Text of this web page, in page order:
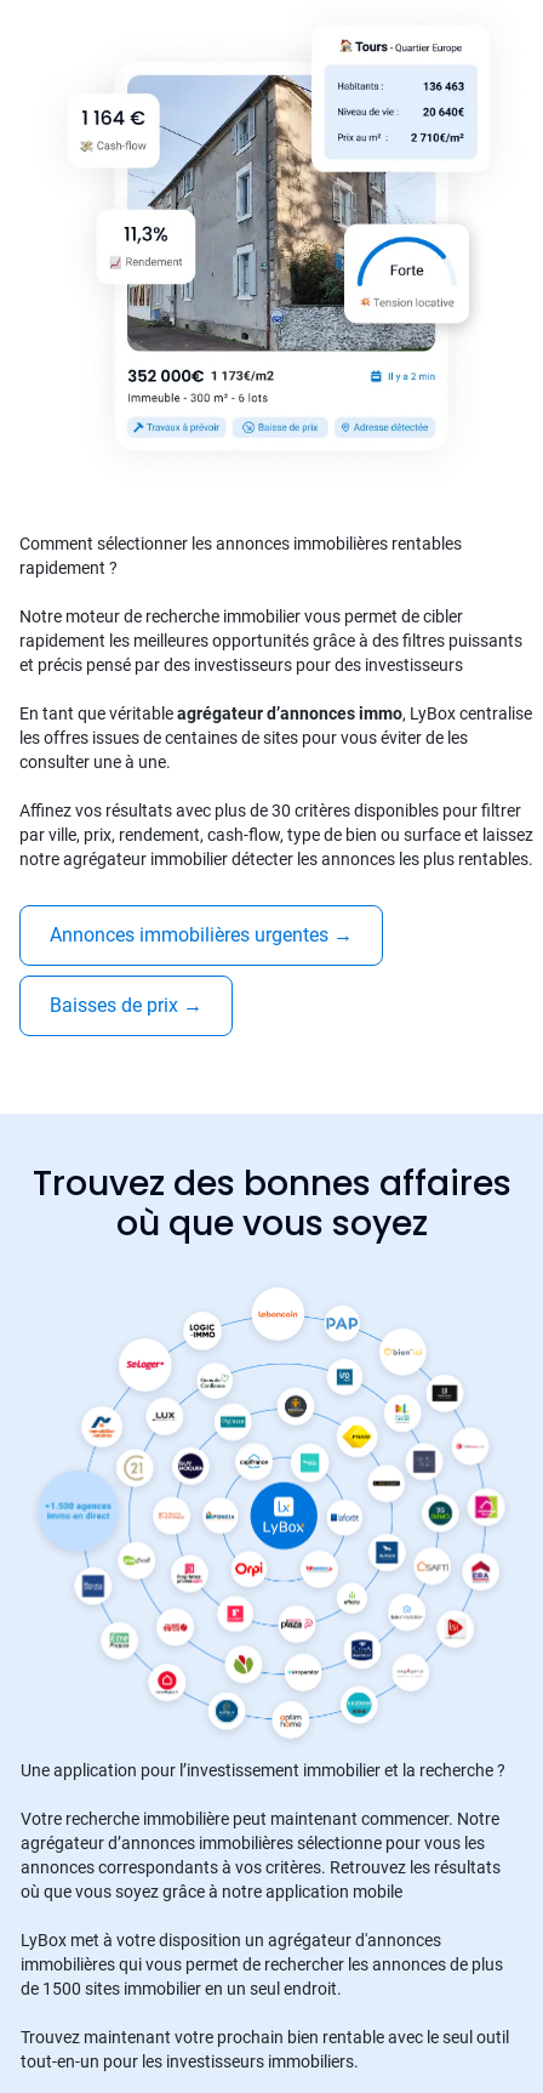
Comment sélectionner les annonces immobilières rentables
rapidement ?
Notre moteur de recherche immobilier vous permet de cibler
rapidement les meilleures opportunités grâce à des filtres puissants
et précis pensé par des investisseurs pour des investisseurs
En tant que véritableagrégateur d’annonces immo, LyBox centralise
les offres issues de centaines de sites pour vous éviter de les
consulter une à une.
Affinez vos résultats avec plus de 30 critères disponibles pour filtrer
par ville, prix, rendement, cash-flow, type de bien ou surface et laissez
notre agrégateur immobilier détecter les annonces les plus rentables.
Annonces immobilières urgentes →
Baisses de prix →
Trouvez des bonnes affaires
où que vous soyez
Une application pour l’investissement immobilier et la recherche ?
Votre recherche immobilière peut maintenant commencer. Notre
agrégateur d’annonces immobilières sélectionne pour vous les
annonces correspondants à vos critères. Retrouvez les résultats
où que vous soyez grâce à notre application mobile
LyBox met à votre disposition un agrégateur d'annonces
immobilières qui vous permet de rechercher les annonces de plus
de 1500 sites immobilier en un seul endroit.
Trouvez maintenant votre prochain bien rentable avec le seul outil
tout-en-un pour les investisseurs immobiliers.